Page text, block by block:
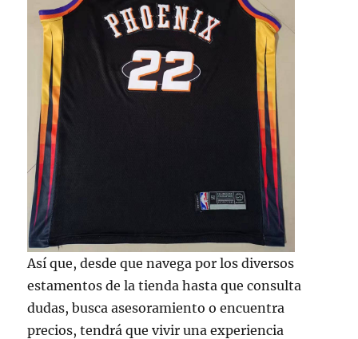
Así que, desde que navega por los diversos
estamentos de la tienda hasta que consulta
dudas, busca asesoramiento o encuentra
precios, tendrá que vivir una experiencia